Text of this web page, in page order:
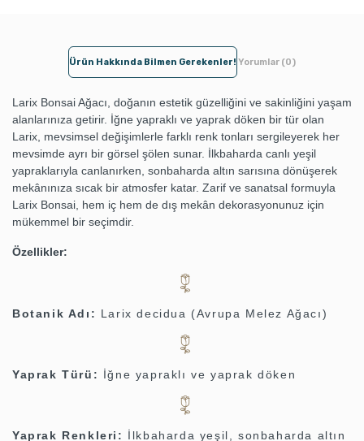
Ürün Hakkında Bilmen Gerekenler! Yorumlar (0)
Larix Bonsai Ağacı, doğanın estetik güzelliğini ve sakinliğini yaşam
alanlarınıza getirir. İğne yapraklı ve yaprak döken bir tür olan
Larix, mevsimsel değişimlerle farklı renk tonları sergileyerek her
mevsimde ayrı bir görsel şölen sunar. İlkbaharda canlı yeşil
yapraklarıyla canlanırken, sonbaharda altın sarısına dönüşerek
mekânınıza sıcak bir atmosfer katar. Zarif ve sanatsal formuyla
Larix Bonsai, hem iç hem de dış mekân dekorasyonunuz için
mükemmel bir seçimdir.
Özellikler:
Botanik Adı: Larix decidua (Avrupa Melez Ağacı)
Yaprak Türü: İğne yapraklı ve yaprak döken
Yaprak Renkleri: İlkbaharda yeşil, sonbaharda altın